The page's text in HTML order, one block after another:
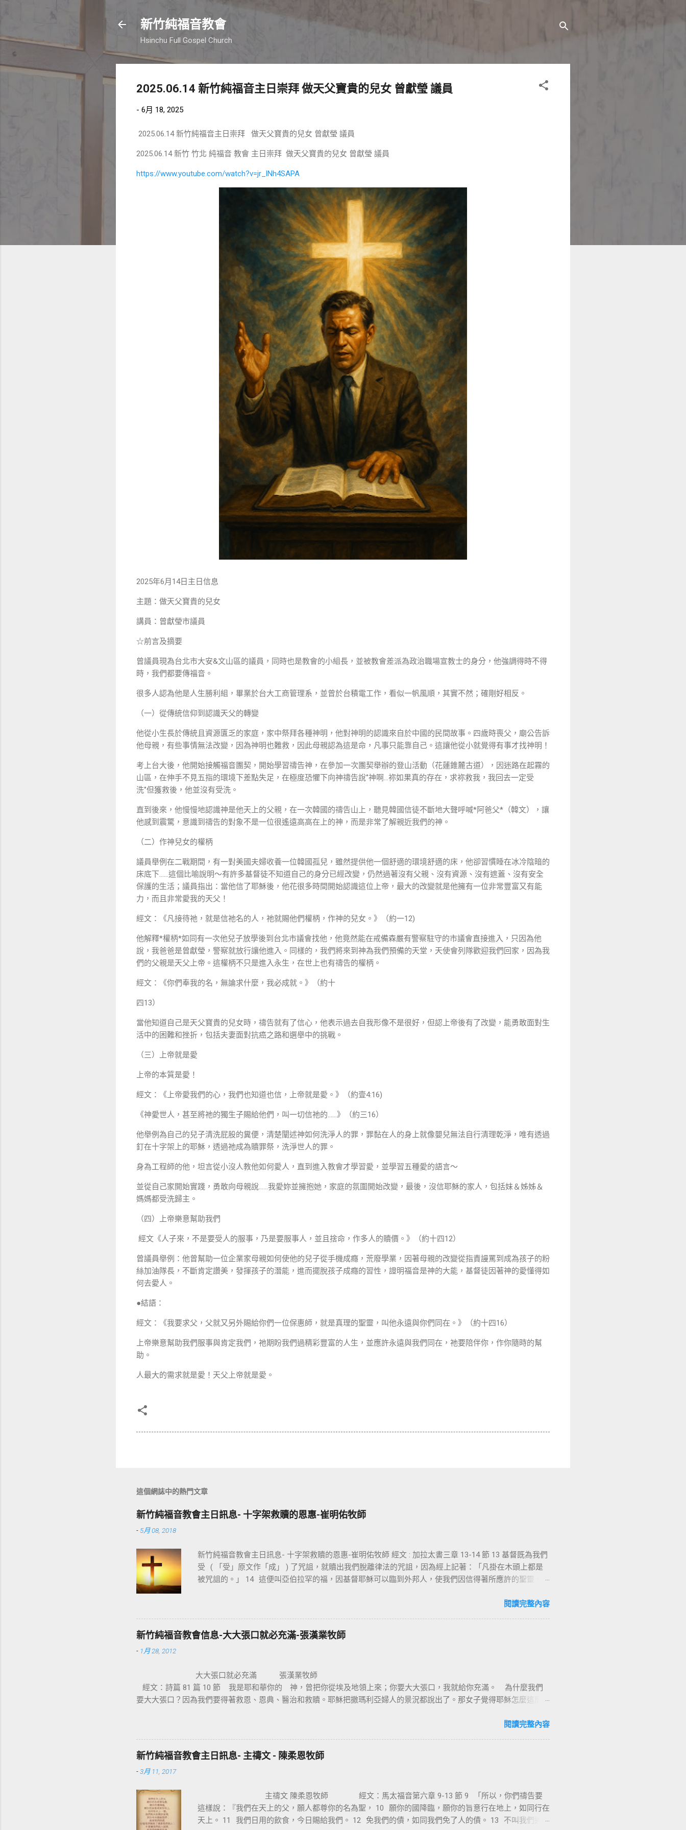
新竹純福音教會
Hsinchu Full Gospel Church
2025.06.14 新竹純福音主日崇拜 做天父寶貴的兒女 曾獻瑩 議員
- 6月 18, 2025
2025.06.14 新竹純福音主日崇拜 做天父寶貴的兒女 曾獻瑩 議員
2025.06.14 新竹 竹北 純福音 教會 主日崇拜 做天父寶貴的兒女 曾獻瑩 議員
https://www.youtube.com/watch?v=jr_lNh4SAPA
2025年6月14日主日信息
主題：做天父寶貴的兒女
講員：曾獻瑩市議員
☆前言及摘要
曾議員現為台北市大安&文山區的議員，同時也是教會的小組長，並被教會差派為政治職場宣教士的身分，他強調得時不得
時，我們都要傳福音。
很多人認為他是人生勝利組，畢業於台大工商管理系，並曾於台積電工作，看似一帆風順，其實不然；確剛好相反。
（一）從傳統信仰到認識天父的轉變
他從小生長於傳統且資源匱乏的家庭，家中祭拜各種神明，他對神明的認識來自於中國的民間故事。四歲時喪父，廟公告訴
他母親，有些事情無法改變，因為神明也難救，因此母親認為這是命，凡事只能靠自己。這讓他從小就覺得有事才找神明！
考上台大後，他開始接觸福音團契，開始學習禱告神，在參加一次團契舉辦的登山活動（花蓮錐麓古道），因迷路在起霧的
山區，在伸手不見五指的環境下差點失足，在極度恐懼下向神禱告說‘’神啊…祢如果真的存在，求祢救我，我回去一定受
洗‘’但獲救後，他並沒有受洗。
直到後來，他慢慢地認識神是他天上的父親，在一次韓國的禱告山上，聽見韓國信徒不斷地大聲呼喊*阿爸父*（韓文），讓
他感到震驚，意識到禱告的對象不是一位很遙遠高高在上的神，而是非常了解親近我們的神。
（二）作神兒女的權柄
議員舉例在二戰期間，有一對美國夫婦收養一位韓國孤兒，雖然提供他一個舒適的環境舒適的床，他卻習慣睡在冰冷陰暗的
床底下……這個比喻說明～有許多基督徒不知道自己的身分已經改變，仍然過著沒有父親、沒有資源、沒有遮蓋、沒有安全
保護的生活；議員指出：當他信了耶穌後，他花很多時間開始認識這位上帝，最大的改變就是他擁有一位非常豐富又有能
力，而且非常愛我的天父！
經文：《凡接待祂，就是信祂名的人，祂就賜他們權柄，作神的兒女。》（約一12)
他解釋*權柄*如同有一次他兒子放學後到台北市議會找他，他竟然能在戒備森嚴有警察駐守的市議會直接進入，只因為他
說，我爸爸是曾獻瑩，警察就放行讓他進入。同樣的，我們將來到神為我們預備的天堂，天使會列隊歡迎我們回家，因為我
們的父親是天父上帝。這權柄不只是進入永生，在世上也有禱告的權柄。
經文：《你們奉我的名，無論求什麼，我必成就。》（約十
四13）
當他知道自己是天父寶貴的兒女時，禱告就有了信心，他表示過去自我形像不是很好，但認上帝後有了改變，能勇敢面對生
活中的困難和挫折，包括夫妻面對抗癌之路和選舉中的挑戰。
（三）上帝就是愛
上帝的本質是愛！
經文：《上帝愛我們的心，我們也知道也信，上帝就是愛。》（約壹4:16)
《神愛世人，甚至將祂的獨生子賜給他們，叫一切信祂的……》（約三16）
他舉例為自己的兒子清洗屁股的糞便，清楚闡述神如何洗淨人的罪，罪黏在人的身上就像嬰兒無法自行清理乾淨，唯有透過
釘在十字架上的耶穌，透過祂成為贖罪祭，洗淨世人的罪。
身為工程師的他，坦言從小沒人教他如何愛人，直到進入教會才學習愛，並學習五種愛的語言～
並從自己家開始實踐，勇敢向母親說……我愛妳並擁抱她，家庭的氛圍開始改變，最後，沒信耶穌的家人，包括妹＆姊姊＆
媽媽都受洗歸主。
（四）上帝樂意幫助我們
經文《人子來，不是要受人的服事，乃是要服事人，並且捨命，作多人的贖價。》（約十四12）
曾議員舉例：他曾幫助一位企業家母親如何使他的兒子從手機成癮，荒廢學業，因著母親的改變從指責謾罵到成為孩子的粉
絲加油隊長，不斷肯定讚美，發揮孩子的潛能，進而擺脫孩子成癮的習性，證明福音是神的大能，基督徒因著神的愛懂得如
何去愛人。
●結語：
經文：《我要求父，父就又另外賜給你們一位保惠師，就是真理的聖靈，叫他永遠與你們同在。》（約十四16）
上帝樂意幫助我們服事與肯定我們，祂期盼我們過精彩豐富的人生，並應許永遠與我們同在，祂要陪伴你，作你隨時的幫
助。
人最大的需求就是愛！天父上帝就是愛。
這個網誌中的熱門文章
新竹純福音教會主日訊息- 十字架救贖的恩惠-崔明佑牧師
- 5月 08, 2018
新竹純福音教會主日訊息- 十字架救贖的恩惠-崔明佑牧師 經文 : 加拉太書三章 13-14 節 13 基督既為我們
受 ( 「受」原文作「成」 ) 了咒詛，就贖出我們脫離律法的咒詛，因為經上記著：「凡掛在木頭上都是
被咒詛的。」 14 這便叫亞伯拉罕的福，因基督耶穌可以臨到外邦人，使我們因信得著所應許的聖靈。
穌。使徒保羅對哥林多的教會說：我不以我的智慧言語來傳講神的福音，我立定心志除了耶穌基督並祂釘
神的能力，我們是因耶穌基督成為新造的人。 林後 5:17 若有人在基督裡，他就是新造的人，舊事已過，
都變成新的了。 在基督裡成為新造的人有兩個意義：一是修理舊的，使它能像新的一樣；二是把舊的全
架也成為愛與犧牲的象徵。 一個真正體會耶穌基督救贖恩典的人，才能樂意感謝的背起耶穌基督給我
們的十字架，耶穌在十字架上給我們什麼恩典呢 ? 一、從律法中得釋放 ：耶穌基督在十字架上捨身流
血，讓我們從律法的綑綁中得釋放，沒有罪的耶穌為有罪的我們，流出寶血救贖我們、讓我們罪得赦免。
與以色列百姓立約，立約的根據就是十誡命，若沒有做到就會受到審判。我們若遵行誡命，耶和華的祝福
就臨到我們身上 ( 申 28:1-14) ； 反之 ， 耶和華的咒詛就臨到 ( 申 28:15-68) 。 世人都犯了罪 ， 虧缺主
的榮耀 ， 人是無法解決罪的問題，唯有藉著耶穌基督十字架的救贖，才能讓我們從律法的咒詛 ( 貧窮 、
疾病 、 失敗 、 受外邦壓制 ) 中得到釋放 。賽 53:5 因他受的鞭傷我們得醫治。詩 103:3 他赦免你的一切
閱讀完整內容
新竹純福音教會信息-大大張口就必充滿-張漢業牧師
- 1月 28, 2012
大大張口就必充滿 張漢業牧師
經文：詩篇 81 篇 10 節 我是耶和華你的 神，曾把你從埃及地領上來；你要大大張口，我就給你充滿。 為什麼我們
要大大張口？因為我們要得著救恩、恩典、醫治和救贖。耶穌把撒瑪利亞婦人的景況都說出了。那女子覺得耶穌怎麼這麼厲
門口，看見一位生來瘸腿的，彼得說：【 金和銀我都没有，只把我所擁有的給你，我奉拿撒勒人耶穌的名，叫你起來行
但我已經得到醫治了」。 神喜歡我們大大張口，因為祂喜歡我們把內心實際的表達出來。 神不是不知道我們內心的狀況和
遭遇，並不是祂缺乏而不能給我們，重要的是很多的人，他没有祈求、没有宣告、没有求告 神。 ( 太七 7-8...
閱讀完整內容
新竹純福音教會主日訊息- 主禱文 - 陳柔恩牧師
-3月 11, 2017
主禱文 陳柔恩牧師 經文：馬太福音第六章 9-13 節 9 「所以，你們禱告要
這樣說：『我們在天上的父，願人都尊你的名為聖， 10 願你的國降臨，願你的旨意行在地上，如同行在
天上。 11 我們日用的飲食，今日賜給我們。 12 免我們的債，如同我們免了人的債。 13 不叫我們遇見